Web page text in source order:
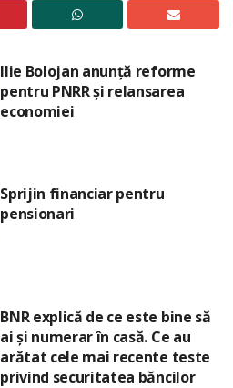
Ilie Bolojan anunță reforme
pentru PNRR și relansarea
economiei
Sprijin financiar pentru
pensionari
BNR explică de ce este bine să
ai și numerar în casă. Ce au
arătat cele mai recente teste
privind securitatea băncilor